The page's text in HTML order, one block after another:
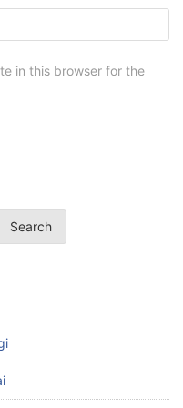
in this browser for the
Search